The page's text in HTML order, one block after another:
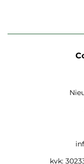
kvk: